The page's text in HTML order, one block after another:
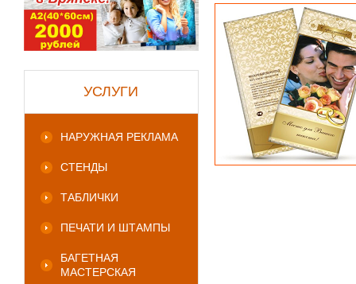
УСЛУГИ
НАРУЖНАЯ РЕКЛАМА
СТЕНДЫ
ТАБЛИЧКИ
ПЕЧАТИ И ШТАМПЫ
БАГЕТНАЯ
МАСТЕРСКАЯ